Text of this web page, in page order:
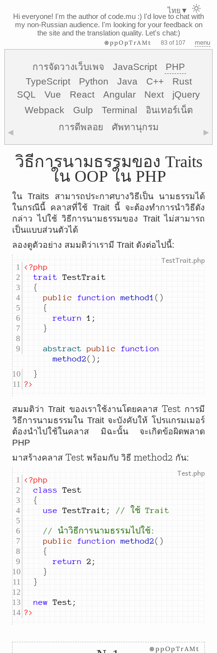
Hi everyone! I'm the author of code.mu :) I'd love to chat with
my non-Russian audience. I'm looking for your feedback on
the site and the translation quality. Let's chat:)
⊗ppOpTrAMt 83 of 107 menu
การจัดวางเว็บเพจ JavaScript
PHP
TypeScript
Python Java C++
Rust
SQL
Vue React Angular Next
jQuery
Webpack
Gulp Terminal
อินเทอร์เน็ต
การดีพลอย
ศัพทานุกรม
◀ ▶
วิธีการนามธรรมของ Traits
ใน OOP ใน PHP
ใน Traits สามารถประกาศบางวิธีเป็น นามธรรมได้
ในกรณีนี้ คลาสที่ใช้ Trait นี้ จะต้องทำการนำวิธีดัง
กล่าว ไปใช้ วิธีการนามธรรมของ Trait ไม่สามารถ
เป็นแบบส่วนตัวได้
ลองดูตัวอย่าง สมมติว่าเรามี Trait ดังต่อไปนี้:
<?php
trait
{
public
function method1 ()
{
return
1 ;
}
abstract public
function
method2() ;
}
?>
สมมติว่า Trait ของเราใช้งานโดยคลาส Testการมี
วิธีการนามธรรมใน Trait จะบังคับให้ โปรแกรมเมอร์
ต้องนำไปใช้ในคลาส มิฉะนั้น จะเกิดข้อผิดพลาด
PHP
มาสร้างคลาส Test พร้อมกับ วิธี method2 กัน:
<?php
class
{
use TestTrait ; // ใช้ Trait
//
นำวิธีการนามธรรมไปใช้:
public
function method2()
{
return
2 ;
}
}
new Test ;
?>
⊗ppOpTrAMt
ไทย ▼